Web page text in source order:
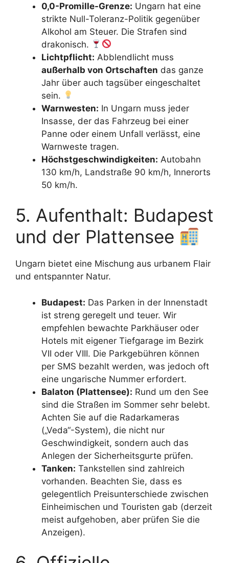
0,0-Promille-Grenze: Ungarn hat eine
strikte Null-Toleranz-Politik gegenüber
Alkohol am Steuer. Die Strafen sind
drakonisch.
Lichtpflicht: Abblendlicht muss
außerhalb von Ortschaften das ganze
Jahr über auch tagsüber eingeschaltet
sein.
Warnwesten: In Ungarn muss jeder
Insasse, der das Fahrzeug bei einer
Panne oder einem Unfall verlässt, eine
Warnweste tragen.
Höchstgeschwindigkeiten: Autobahn
130 km/h, Landstraße 90 km/h, Innerorts
50 km/h.
5. Aufenthalt: Budapest
und der Plattensee
Ungarn bietet eine Mischung aus urbanem Flair
und entspannter Natur.
Budapest: Das Parken in der Innenstadt
ist streng geregelt und teuer. Wir
empfehlen bewachte Parkhäuser oder
Hotels mit eigener Tiefgarage im Bezirk
VII oder VIII. Die Parkgebühren können
per SMS bezahlt werden, was jedoch oft
eine ungarische Nummer erfordert.
Balaton (Plattensee): Rund um den See
sind die Straßen im Sommer sehr belebt.
Achten Sie auf die Radarkameras
(„Veda“-System), die nicht nur
Geschwindigkeit, sondern auch das
Anlegen der Sicherheitsgurte prüfen.
Tanken: Tankstellen sind zahlreich
vorhanden. Beachten Sie, dass es
gelegentlich Preisunterschiede zwischen
Einheimischen und Touristen gab (derzeit
meist aufgehoben, aber prüfen Sie die
Anzeigen).